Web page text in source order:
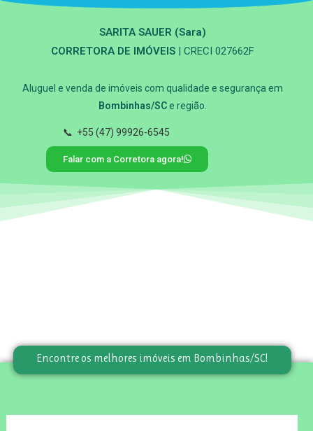
SARITA SAUER (Sara)
CORRETORA DE IMÓVEIS| CRECI 027662F
Aluguel e venda de imóveis com qualidade e segurança em
Bombinhas/SCe região.
📞 +55 (47) 99926-6545
Falar com a Corretora agora!
Encontre os melhores imóveis em Bombinhas/SC!